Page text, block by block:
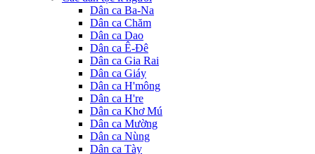
Dân ca Ba-Na
Dân ca Chăm
Dân ca Dao
Dân ca Ê-Đê
Dân ca Gia Rai
Dân ca Giáy
Dân ca H'mông
Dân ca H're
Dân ca Khơ Mú
Dân ca Mường
Dân ca Nùng
Dân ca Tày